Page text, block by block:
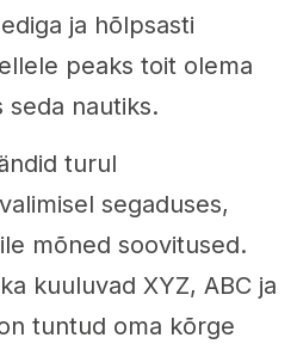
ja hõlpsasti
peaks toit olema
seda nautiks.
turul
segaduses,
mõned soovitused.
kuuluvad XYZ, ABC ja
tuntud oma kõrge